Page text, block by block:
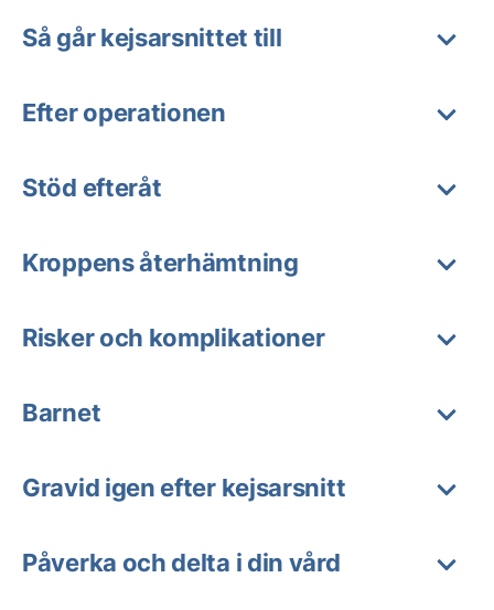
Så går kejsarsnittet till
Efter operationen
Stöd efteråt
Kroppens återhämtning
Risker och komplikationer
Barnet
Gravid igen efter kejsarsnitt
Påverka och delta i din vård